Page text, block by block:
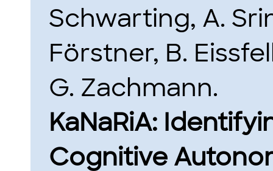
Schwarting, A.
Förstner, B.
G. Zachmann.
KaNaRiA:
Cognitive